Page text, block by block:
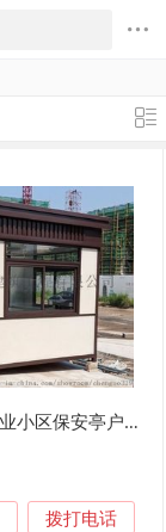
钢结构岗亭业小区保安亭户外不锈钢岗亭治安岗亭
拨打电话